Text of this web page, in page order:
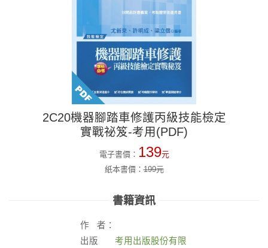
2C20機器腳踏車修護丙級技能檢定
實戰祕笈-考用(PDF)
電子書價： 139元
紙本書價：199元
書籍資訊
作
者：
出版
考用出版股份有限